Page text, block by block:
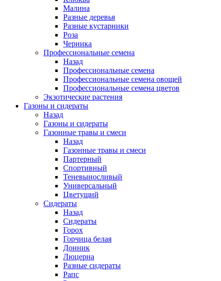
Малина
Разные деревья
Разные кустарники
Роза
Черника
Профессиональные семена
Назад
Профессиональные семена
Профессиональные семена овощей
Профессиональные семена цветов
Экзотические растения
Газоны и сидераты
Назад
Газоны и сидераты
Газонные травы и смеси
Назад
Газонные травы и смеси
Партерный
Спортивный
Теневыносливый
Универсальный
Цветущий
Сидераты
Назад
Сидераты
Горох
Горчица белая
Донник
Люцерна
Разные сидераты
Рапс